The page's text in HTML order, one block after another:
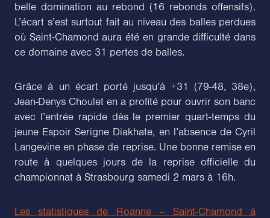
belle domination au rebond (16 rebonds offensifs).
L’écart s’est surtout fait au niveau des balles perdues
où Saint-Chamond aura été en grande difficulté dans
ce domaine avec 31 pertes de balles.
Grâce à un écart porté jusqu’à +31 (79-48, 38e),
Jean-Denys Choulet en a profité pour ouvrir son banc
avec l’entrée rapide dès le premier quart-temps du
jeune Espoir Serigne Diakhate, en l’absence de Cyril
Langevine en phase de reprise. Une bonne remise en
route à quelques jours de la reprise officielle du
championnat à Strasbourg samedi 2 mars à 16h.
Les statistiques de Roanne – Saint-Chamond à